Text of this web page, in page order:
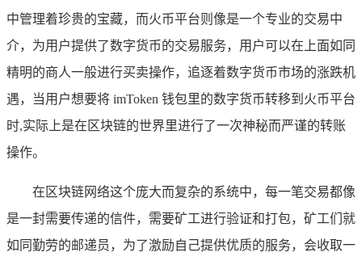
中管理着珍贵的宝藏，而火币平台则像是一个专业的交易中
介，为用户提供了数字货币的交易服务，用户可以在上面如同
精明的商人一般进行买卖操作，追逐着数字货币市场的涨跌机
遇，当用户想要将 imToken 钱包里的数字货币转移到火币平台
时,实际上是在区块链的世界里进行了一次神秘而严谨的转账
操作。
在区块链网络这个庞大而复杂的系统中，每一笔交易都像
是一封需要传递的信件，需要矿工进行验证和打包，矿工们就
如同勤劳的邮递员，为了激励自己提供优质的服务，会收取一